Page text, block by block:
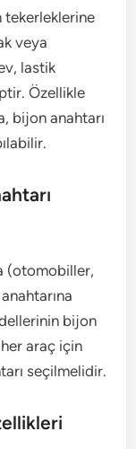
tekerleklerine
veya
lastik
Özellikle
bijon anahtarı
(otomobiller,
bijon
araç için
seçilmelidir.